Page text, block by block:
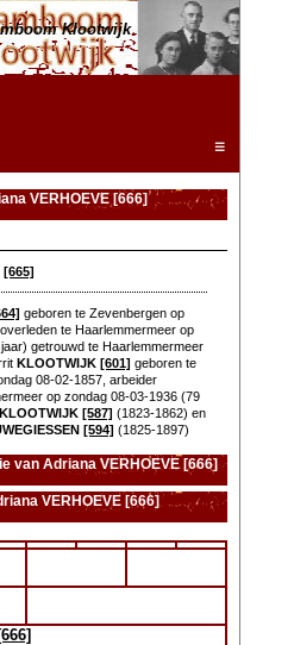
Klootwijk
☰
VERHOEVE [666]
[665]
geboren te Zevenbergen op
te Haarlemmermeer op
getrouwd te Haarlemmermeer
KLOOTWIJK [601] geboren te
08-02-1857, arbeider
op zondag 08-03-1936 (79
KLOOTWIJK [587] (1823-1862) en
[594] (1825-1897)
van Adriana VERHOEVE [666]
VERHOEVE [666]
[666]